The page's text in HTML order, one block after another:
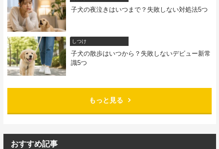
子犬の夜泣きはいつまで？失敗しない対処法5つ
しつけ
子犬の散歩はいつから？失敗しないデビュー新常
識5つ
もっと見る
おすすめ記事